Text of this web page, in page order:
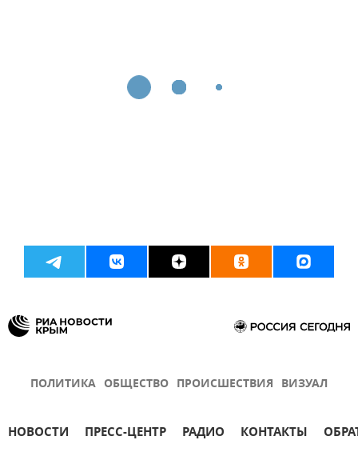
ПОЛИТИКА ОБЩЕСТВО ПРОИСШЕСТВИЯ ВИЗУАЛ
НОВОСТИ ПРЕСС-ЦЕНТР РАДИО КОНТАКТЫ